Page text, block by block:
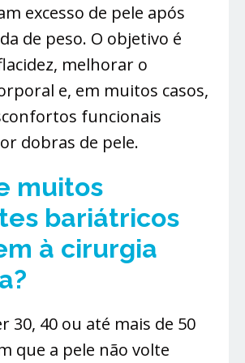
excesso de pele após
de peso. O objetivo é
melhorar o
e, em muitos casos,
funcionais
dobras de pele.
muitos
bariátricos
à cirurgia
30, 40 ou até mais de 50
que a pele não volte